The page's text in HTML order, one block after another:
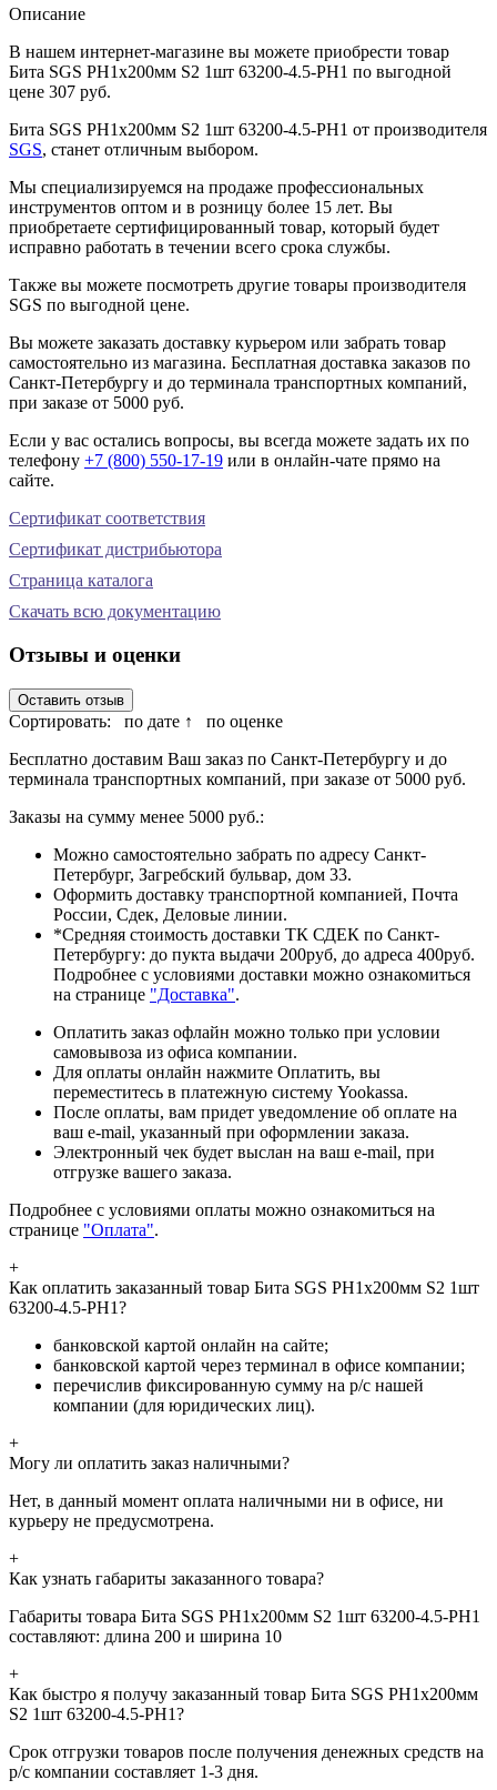
Описание
В нашем интернет-магазине вы можете приобрести товар
Бита SGS PH1х200мм S2 1шт 63200-4.5-PH1 по выгодной
цене 307 руб.
Бита SGS PH1х200мм S2 1шт 63200-4.5-PH1 от производителя
SGS, станет отличным выбором.
Мы специализируемся на продаже профессиональных
инструментов оптом и в розницу более 15 лет. Вы
приобретаете сертифицированный товар, который будет
исправно работать в течении всего срока службы.
Также вы можете посмотреть другие товары производителя
SGS по выгодной цене.
Вы можете заказать доставку курьером или забрать товар
самостоятельно из магазина. Бесплатная доставка заказов по
Санкт-Петербургу и до терминала транспортных компаний,
при заказе от 5000 руб.
Если у вас остались вопросы, вы всегда можете задать их по
телефону +7 (800) 550-17-19 или в онлайн-чате прямо на
сайте.
Сертификат соответствия
Сертификат дистрибьютора
Страница каталога
Скачать всю документацию
Отзывы и оценки
Оставить отзыв
Сортировать: по дате ↑
по оценке
Бесплатно доставим Ваш заказ по Санкт-Петербургу и до
терминала транспортных компаний, при заказе от 5000 руб.
Заказы на сумму менее 5000 руб.:
Можно самостоятельно забрать по адресу Санкт-
Петербург, Загребский бульвар, дом 33.
Оформить доставку транспортной компанией, Почта
России, Сдек, Деловые линии.
*Средняя стоимость доставки ТК СДЕК по Санкт-
Петербургу: до пукта выдачи 200руб, до адреса 400руб.
Подробнее с условиями доставки можно ознакомиться
на странице "Доставка".
Оплатить заказ офлайн можно только при условии
самовывоза из офиса компании.
Для оплаты онлайн нажмите Оплатить, вы
переместитесь в платежную систему Yookassa.
После оплаты, вам придет уведомление об оплате на
ваш e-mail, указанный при оформлении заказа.
Электронный чек будет выслан на ваш e-mail, при
отгрузке вашего заказа.
Подробнее с условиями оплаты можно ознакомиться на
странице "Оплата".
+
Как оплатить заказанный товар Бита SGS PH1х200мм S2 1шт
63200-4.5-PH1?
банковской картой онлайн на сайте;
банковской картой через терминал в офисе компании;
перечислив фиксированную сумму на р/с нашей
компании (для юридических лиц).
+
Могу ли оплатить заказ наличными?
Нет, в данный момент оплата наличными ни в офисе, ни
курьеру не предусмотрена.
+
Как узнать габариты заказанного товара?
Габариты товара Бита SGS PH1х200мм S2 1шт 63200-4.5-PH1
составляют: длина 200 и ширина 10
+
Как быстро я получу заказанный товар Бита SGS PH1х200мм
S2 1шт 63200-4.5-PH1?
Срок отгрузки товаров после получения денежных средств на
р/с компании составляет 1-3 дня.